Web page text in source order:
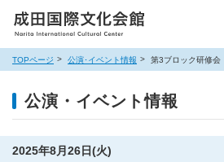
TOPページ 公演･イベント情報 第3ブロック研修会
公演・イベント情報
2025年8月26日(火)